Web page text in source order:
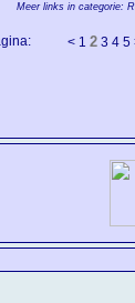
Meer links in categorie:
< 1 2 3 4 5